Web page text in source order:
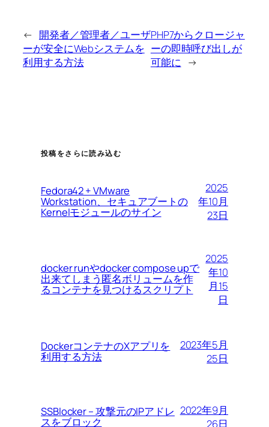
← 開発者／管理者／ユーザ
ーが安全にWebシステムを
利用する方法
PHP7からクロージャ
ーの即時呼び出しが
可能に →
投稿をさらに読み込む
Fedora42 + VMware
Workstation、セキュアブートの
Kernelモジュールのサイン
2025
年10月
23日
docker runやdocker compose upで
出来てしまう匿名ボリュームを作
るコンテナを見つけるスクリプト
2025
年10
月15
日
DockerコンテナのXアプリを
利用する方法
2023年5月
25日
SSBlocker – 攻撃元のIPアドレ
スをブロック
2022年9月
26日